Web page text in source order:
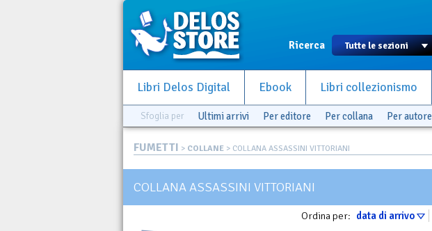
Ricerca
Libri Delos Digital Ebook Libri collezionismo
Sfoglia per Ultimi arrivi Per editore Per collana Per autore
FUMETTI > COLLANE > COLLANA ASSASSINI VITTORIANI
COLLANA ASSASSINI VITTORIANI
Ordina per: data di arrivo